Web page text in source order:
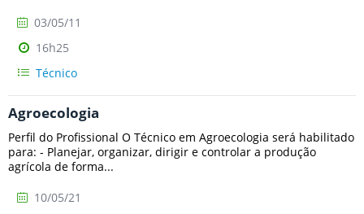
03/05/11
16h25
Técnico
Agroecologia
Perfil do Profissional O Técnico em Agroecologia será habilitado
para: - Planejar, organizar, dirigir e controlar a produção
agrícola de forma...
10/05/21